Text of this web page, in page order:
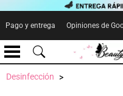
Pago y entrega Opiniones de
Desinfección